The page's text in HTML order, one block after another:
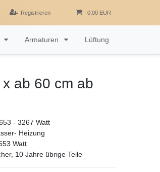
Registrieren 0,00 EUR
Armaturen Lüftung
ab 60 cm ab
- 3267 Watt
Heizung
Watt
10 Jahre übrige Teile